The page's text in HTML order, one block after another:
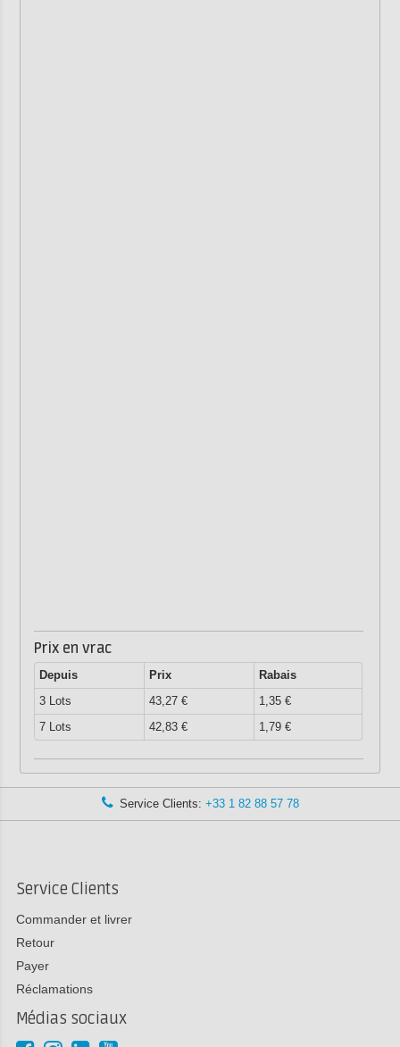
Prix en vrac
Depuis Prix
Rabais
3 Lots
43,27 €
1,35 €
7 Lots
42,83 € 1,79 €
Service Clients: +33 1 82 88 57 78
Service Clients
Commander et livrer
Retour
Payer
Réclamations
Médias sociaux